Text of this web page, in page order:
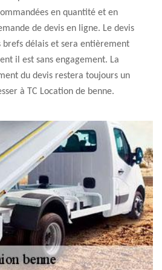
en quantité et en
de devis en ligne. Le devis
brefs délais et sera entièrement
il est sans engagement. La
du devis restera toujours un
à TC Location de benne.